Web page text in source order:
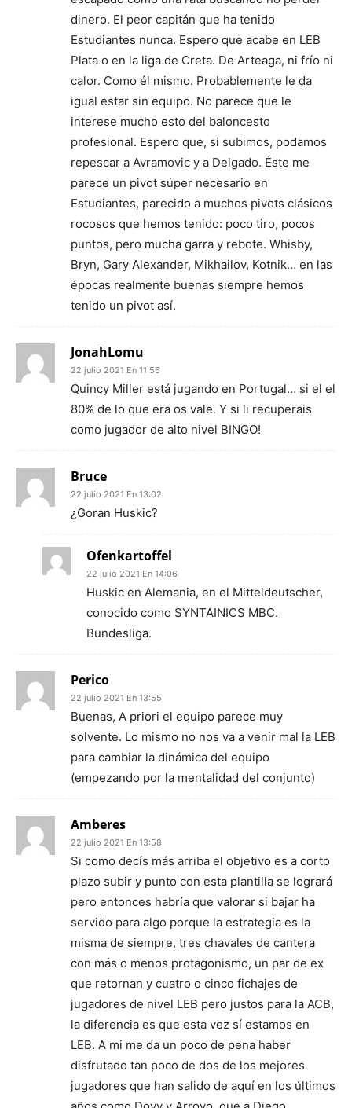
dinero. El peor capitán que ha tenido
Estudiantes nunca. Espero que acabe en LEB
Plata o en la liga de Creta. De Arteaga, ni frío ni
calor. Como él mismo. Probablemente le da
igual estar sin equipo. No parece que le
interese mucho esto del baloncesto
profesional. Espero que, si subimos, podamos
repescar a Avramovic y a Delgado. Éste me
parece un pivot súper necesario en
Estudiantes, parecido a muchos pivots clásicos
rocosos que hemos tenido: poco tiro, pocos
puntos, pero mucha garra y rebote. Whisby,
Bryn, Gary Alexander, Mikhailov, Kotnik… en las
épocas realmente buenas siempre hemos
tenido un pivot así.
JonahLomu
22 julio 2021 En 11:56
Quincy Miller está jugando en Portugal… si el el
80% de lo que era os vale. Y si li recuperais
como jugador de alto nivel BINGO!
Bruce
22 julio 2021 En 13:02
¿Goran Huskic?
Ofenkartoffel
22 julio 2021 En 14:06
Huskic en Alemania, en el Mitteldeutscher,
conocido como SYNTAINICS MBC.
Bundesliga.
Perico
22 julio 2021 En 13:55
Buenas, A priori el equipo parece muy
solvente. Lo mismo no nos va a venir mal la LEB
para cambiar la dinámica del equipo
(empezando por la mentalidad del conjunto)
Amberes
22 julio 2021 En 13:58
Si como decís más arriba el objetivo es a corto
plazo subir y punto con esta plantilla se logrará
pero entonces habría que valorar si bajar ha
servido para algo porque la estrategia es la
misma de siempre, tres chavales de cantera
con más o menos protagonismo, un par de ex
que retornan y cuatro o cinco fichajes de
jugadores de nivel LEB pero justos para la ACB,
la diferencia es que esta vez sí estamos en
LEB. A mi me da un poco de pena haber
disfrutado tan poco de dos de los mejores
jugadores que han salido de aquí en los últimos